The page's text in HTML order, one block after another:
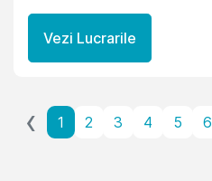
Vezi Lucrarile
‹ 1 2 3 4 5 6